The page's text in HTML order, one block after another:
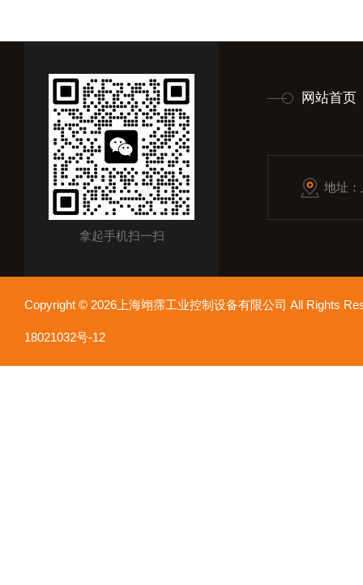
拿起手机扫一扫
网站首页
地址
Copyright © 2026上海翊霈工业控制设备有限公司 All Rights
18021032号-12